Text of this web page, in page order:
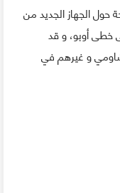
الجهاز الجديد من
خطى أوبو، و قد
و غيرهم في